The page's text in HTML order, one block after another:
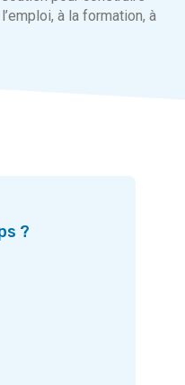
à la formation, à
?